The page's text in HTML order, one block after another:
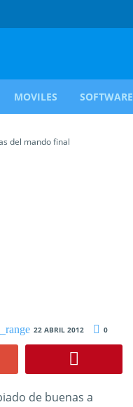
MOVILES SOFTWARE
del mando final
22 ABRIL 2012 0
de buenas a